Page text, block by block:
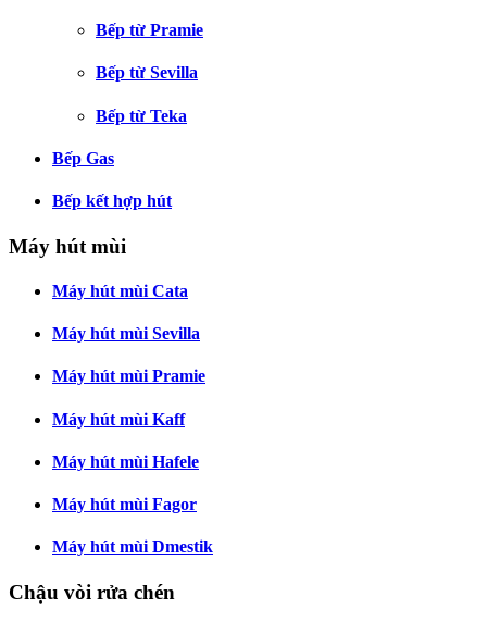
Bếp từ Pramie
Bếp từ Sevilla
Bếp từ Teka
Bếp Gas
Bếp kết hợp hút
Máy hút mùi
Máy hút mùi Cata
Máy hút mùi Sevilla
Máy hút mùi Pramie
Máy hút mùi Kaff
Máy hút mùi Hafele
Máy hút mùi Fagor
Máy hút mùi Dmestik
Chậu vòi rửa chén